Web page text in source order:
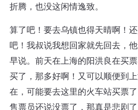
折腾，也没这闲情逸致。
算了吧！要去乌镇也得天晴啊！
吧！我叔说我想回家就先回去，
早说。前天在上海的阳洪良在买
买了，那多好啊！又可以顺便到
在，可能要去这里的火车站买票
售票员还说没票了，那真是悲剧了